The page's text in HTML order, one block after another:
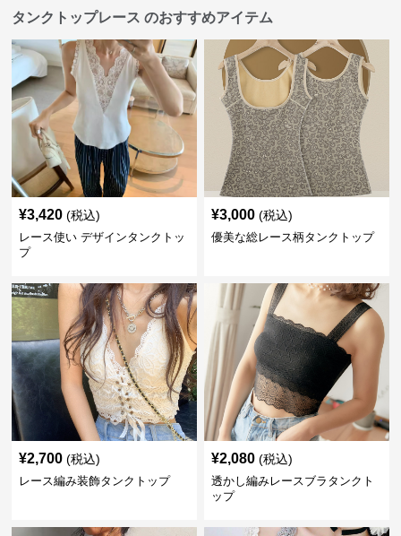
タンクトップレース のおすすめアイテム
¥3,420 (税込)
レース使い デザインタンクトッ
プ
¥3,000 (税込)
優美な総レース柄タンクトップ
¥2,700 (税込)
レース編み装飾タンクトップ
¥2,080 (税込)
透かし編みレースブラタンクト
ップ